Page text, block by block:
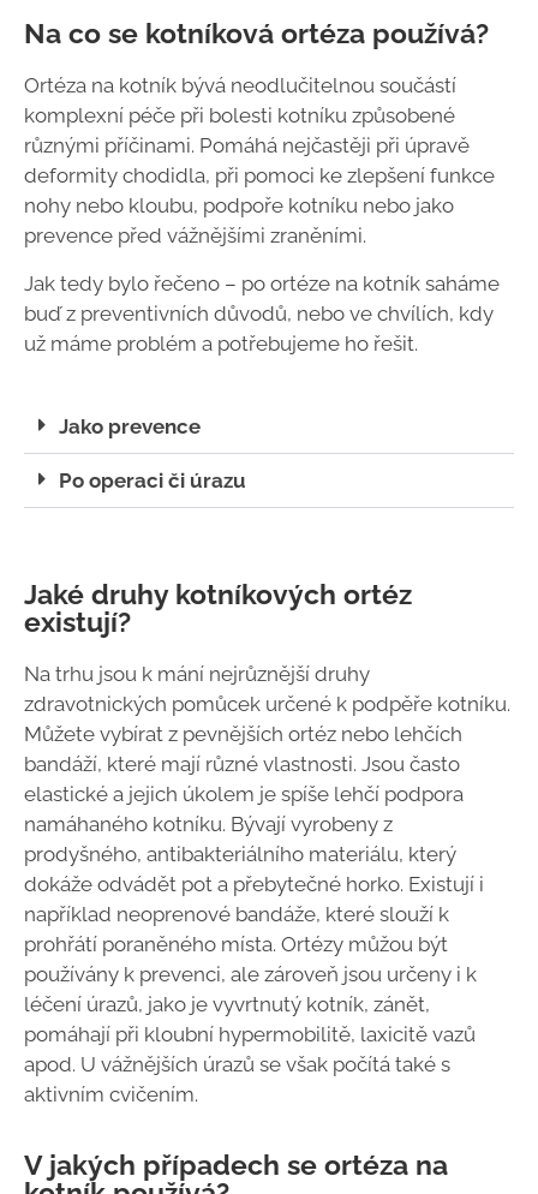
Na co se kotníková ortéza používá?
Ortéza na kotník bývá neodlučitelnou součástí
komplexní péče při bolesti kotníku způsobené
různými příčinami. Pomáhá nejčastěji při úpravě
deformity chodidla, při pomoci ke zlepšení funkce
nohy nebo kloubu, podpoře kotníku nebo jako
prevence před vážnějšími zraněními.
Jak tedy bylo řečeno – po ortéze na kotník saháme
buď z preventivních důvodů, nebo ve chvílích, kdy
už máme problém a potřebujeme ho řešit.
Jako prevence
Po operaci či úrazu
Jaké druhy kotníkových ortéz
existují?
Na trhu jsou k mání nejrůznější druhy
zdravotnických pomůcek určené k podpěře kotníku.
Můžete vybírat z pevnějších ortéz nebo lehčích
bandáží, které mají různé vlastnosti. Jsou často
elastické a jejich úkolem je spíše lehčí podpora
namáhaného kotníku. Bývají vyrobeny z
prodyšného, antibakteriálního materiálu, který
dokáže odvádět pot a přebytečné horko. Existují i
například neoprenové bandáže, které slouží k
prohřátí poraněného místa. Ortézy můžou být
používány k prevenci, ale zároveň jsou určeny i k
léčení úrazů, jako je vyvrtnutý kotník, zánět,
pomáhají při kloubní hypermobilitě, laxicitě vazů
apod. U vážnějších úrazů se však počítá také s
aktivním cvičením.
V jakých případech se ortéza na